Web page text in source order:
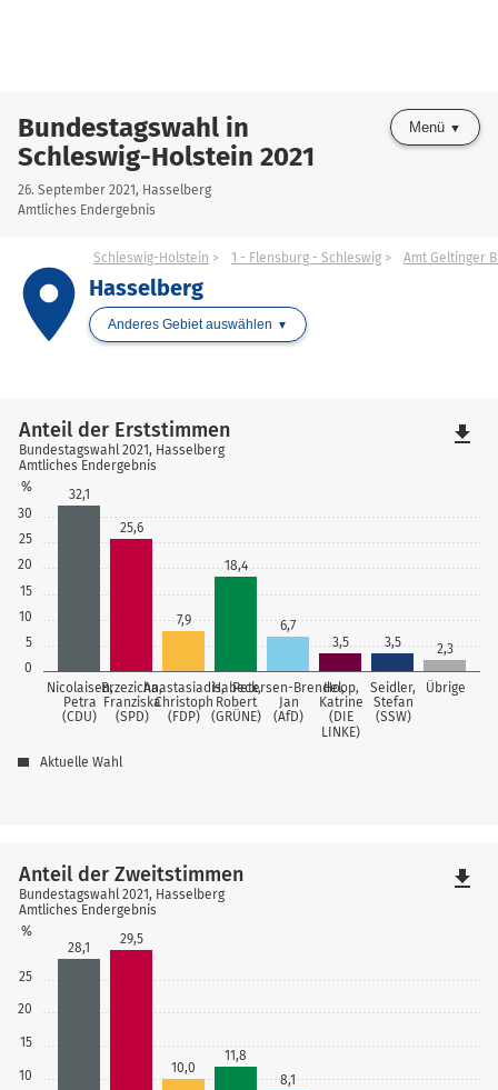
Bundestagswahl in
Schleswig-Holstein 2021
26. September 2021, Hasselberg
Amtliches Endergebnis
Menü
place
Schleswig-Holstein 1 - Flensburg - Schleswig Amt Geltinger
Hasselberg
Anderes Gebiet auswählen
0
5
10
15
20
25
30
%
Nicolaisen,
Petra
(CDU)
Brzezicha,
Franziska
(SPD)
Anastasiadis,
Christoph
(FDP)
Habeck,
Robert
(GRÜNE)
Petersen-Brendel,
Jan
(AfD)
Hoop,
Katrine
(DIE
LINKE)
Seidler,
Stefan
(SSW)
Übrige
32,1
25,6
7,9
18,4
6,7
3,5
3,5 2,3
Anteil der Erststimmen
Bundestagswahl 2021, Hasselberg
Amtliches Endergebnis
Aktuelle Wahl
file_download
10
15
20
25
%
28,1
29,5
10,0
11,8
8,1
Anteil der Zweitstimmen
Bundestagswahl 2021, Hasselberg
Amtliches Endergebnis
file_download